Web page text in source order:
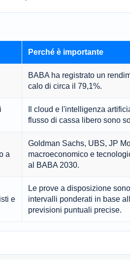
Perché è importante
BABA ha registrato un
calo di circa il 79,1%.
Il cloud e l'intelligenza
flusso di cassa libero sono
a
Goldman Sachs, UBS, JP
macroeconomico e
al BABA 2030.
e
Le prove a disposizione
intervalli ponderati in base
previsioni puntuali precise.